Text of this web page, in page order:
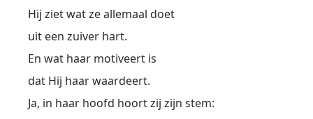
Hij ziet wat ze allemaal doet
uit een zuiver hart.
En wat haar motiveert is
dat Hij haar waardeert.
Ja, in haar hoofd hoort zij zijn stem: